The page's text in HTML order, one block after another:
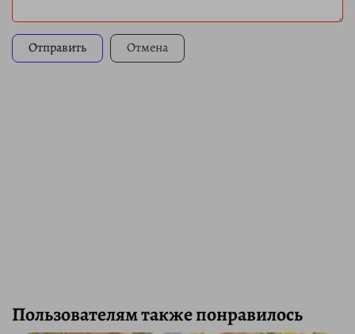
Отправить Отмена
Пользователям также понравилось